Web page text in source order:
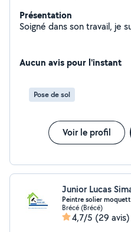
Présentation
Soigné dans son travail, je
Aucun avis pour l'instant
Pose de sol
Voir le profil
Junior Lucas
Peintre solier
Brécé (Brécé)
4,7/5 (29 avis)